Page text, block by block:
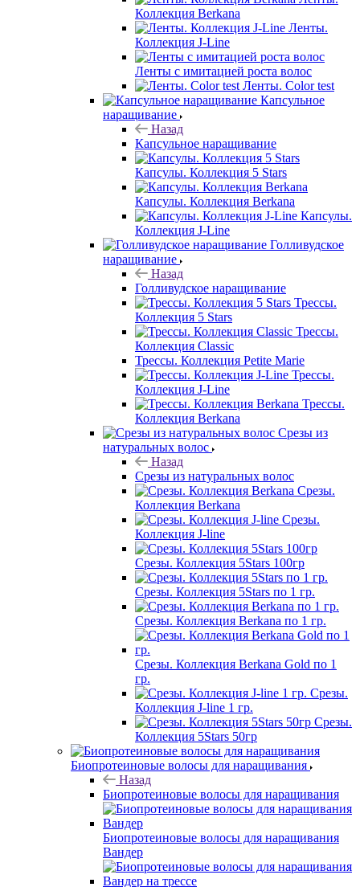
Коллекция Berkana
Ленты.
Коллекция J-Line
Ленты с имитацией роста волос
Ленты. Color test
Капсульное
наращивание
Назад
Капсульное наращивание
Капсулы. Коллекция 5 Stars
Капсулы. Коллекция Berkana
Капсулы.
Коллекция J-Line
Голливудское
наращивание
Назад
Голливудское наращивание
Трессы.
Коллекция 5 Stars
Трессы.
Коллекция Classic
Трессы. Коллекция Petite Marie
Трессы.
Коллекция J-Line
Трессы.
Коллекция Berkana
Срезы из
натуральных волос
Назад
Срезы из натуральных волос
Срезы.
Коллекция Berkana
Срезы.
Коллекция J-line
Срезы. Коллекция 5Stars 100гр
Срезы. Коллекция 5Stars по 1 гр.
Срезы. Коллекция Berkana по 1 гр.
Срезы. Коллекция Berkana Gold по 1
гр.
Срезы.
Коллекция J-line 1 гр.
Срезы.
Коллекция 5Stars 50гр
Биопротеиновые волосы для наращивания
Назад
Биопротеиновые волосы для наращивания
Биопротеиновые волосы для наращивания
Вандер